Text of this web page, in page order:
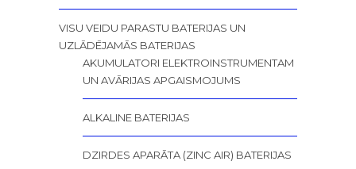
VISU VEIDU PARASTU BATERIJAS UN
UZLĀDĒJAMĀS BATERIJAS
AKUMULATORI ELEKTROINSTRUMENTAM
UN AVĀRIJAS APGAISMOJUMS
ALKALINE BATERIJAS
DZIRDES APARĀTA (ZINC AIR) BATERIJAS